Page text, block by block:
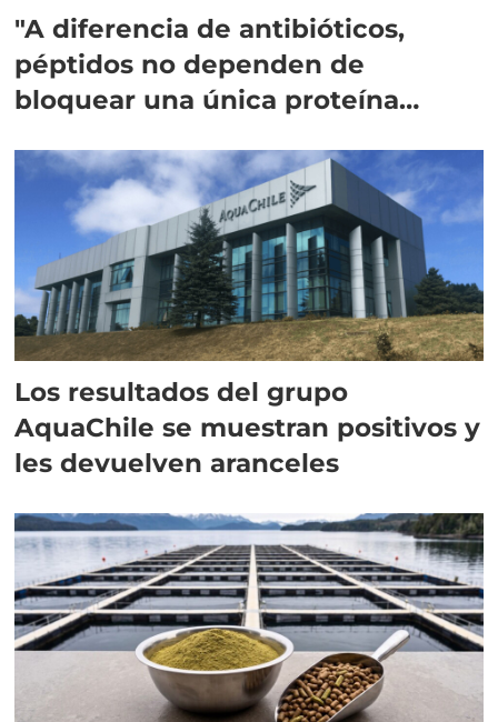
"A diferencia de antibióticos,
péptidos no dependen de
bloquear una única proteína
Los resultados del grupo
AquaChile se muestran positivos y
les devuelven aranceles